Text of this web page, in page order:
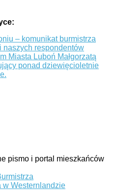
– komunikat burmistrza
naszych respondentów
Miasta Luboń Małgorzatą
ponad dziewięcioletnie
pismo i portal mieszkańców
w Westernlandzie